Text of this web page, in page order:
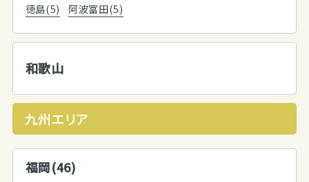
徳島(5) 阿波富田(5)
和歌山
九州エリア
福岡(46)